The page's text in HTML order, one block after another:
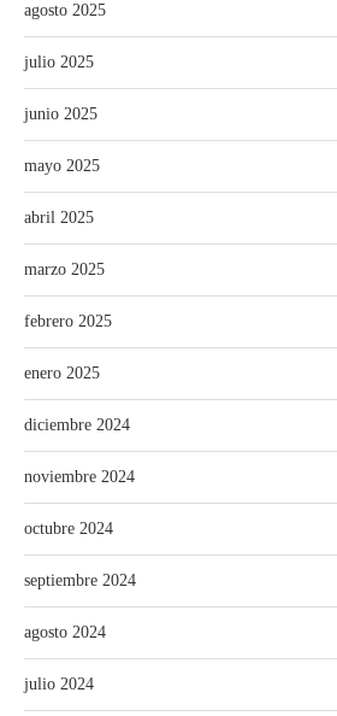
agosto 2025
julio 2025
junio 2025
mayo 2025
abril 2025
marzo 2025
febrero 2025
enero 2025
diciembre 2024
noviembre 2024
octubre 2024
septiembre 2024
agosto 2024
julio 2024